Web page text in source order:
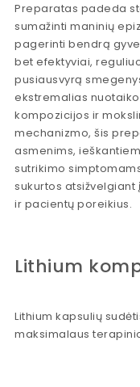
Preparatas padeda
sumažinti maninių
pagerinti bendrą
bet efektyviai,
pusiausvyrą
ekstremalias
kompozicijos ir
mechanizmo, šis
asmenims,
sutrikimo
sukurtos
ir pacientų poreikius.
Lithium
Lithium kapsulių
maksimalaus